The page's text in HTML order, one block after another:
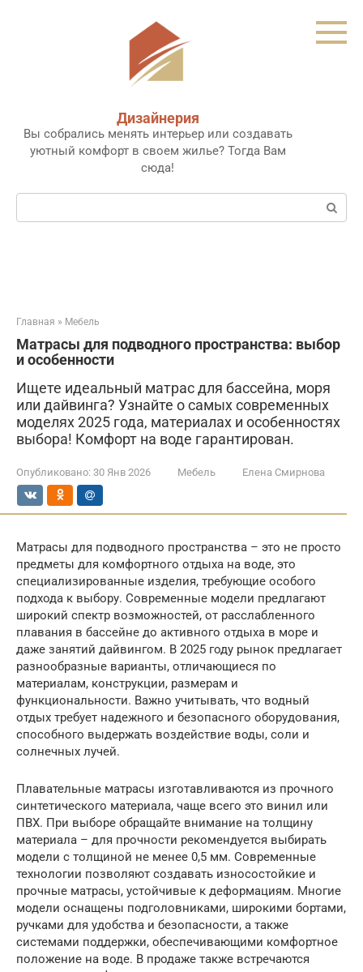
Дизайнерия
Вы собрались менять интерьер или создавать
уютный комфорт в своем жилье? Тогда Вам
сюда!
Поиск:
Главная » Мебель
Матрасы для подводного пространства: выбор
и особенности
Ищете идеальный матрас для бассейна, моря
или дайвинга? Узнайте о самых современных
моделях 2025 года, материалах и особенностях
выбора! Комфорт на воде гарантирован.
Опубликовано: 30 Янв 2026 Мебель Елена Смирнова
Матрасы для подводного пространства – это не просто
предметы для комфортного отдыха на воде, это
специализированные изделия, требующие особого
подхода к выбору. Современные модели предлагают
широкий спектр возможностей, от расслабленного
плавания в бассейне до активного отдыха в море и
даже занятий дайвингом. В 2025 году рынок предлагает
разнообразные варианты, отличающиеся по
материалам, конструкции, размерам и
функциональности. Важно учитывать, что водный
отдых требует надежного и безопасного оборудования,
способного выдержать воздействие воды, соли и
солнечных лучей.
Плавательные матрасы изготавливаются из прочного
синтетического материала, чаще всего это винил или
ПВХ. При выборе обращайте внимание на толщину
материала – для прочности рекомендуется выбирать
модели с толщиной не менее 0,5 мм. Современные
технологии позволяют создавать износостойкие и
прочные матрасы, устойчивые к деформациям. Многие
модели оснащены подголовниками, широкими бортами,
ручками для удобства и безопасности, а также
системами поддержки, обеспечивающими комфортное
положение на воде. В продаже также встречаются